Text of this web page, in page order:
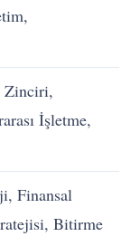
Zinciri,
İşletme,
Finansal
Bitirme